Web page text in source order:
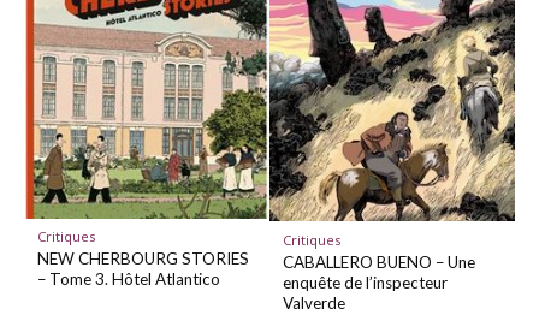
Critiques
NEW CHERBOURG STORIES
– Tome 3. Hôtel Atlantico
Critiques
CABALLERO BUENO – Une
enquête de l’inspecteur
Valverde